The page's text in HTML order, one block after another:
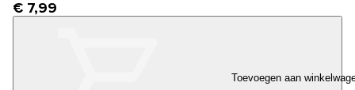
€ 7,99
Toevoegen aan